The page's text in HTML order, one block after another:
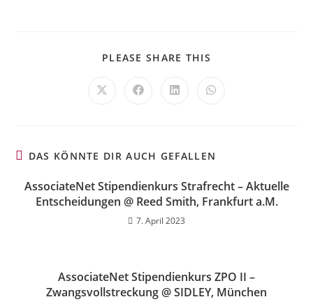
PLEASE SHARE THIS
DAS KÖNNTE DIR AUCH GEFALLEN
AssociateNet Stipendienkurs Strafrecht – Aktuelle
Entscheidungen @ Reed Smith, Frankfurt a.M.
7. April 2023
AssociateNet Stipendienkurs ZPO II –
Zwangsvollstreckung @ SIDLEY, München